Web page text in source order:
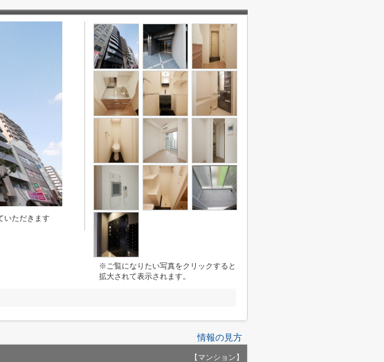
いただきます
※ご覧になりたい写真をクリックすると
拡大されて表示されます。
情報の見方
【マンション】